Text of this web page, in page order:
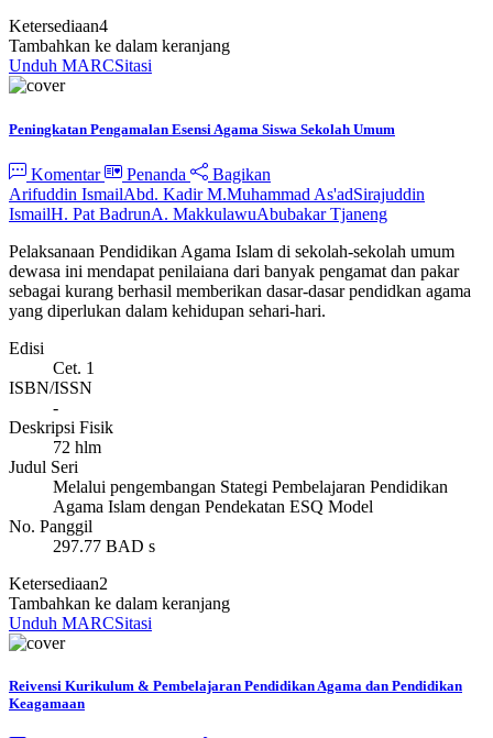
Ketersediaan4
Tambahkan ke dalam keranjang
Unduh MARCSitasi
Peningkatan Pengamalan Esensi Agama Siswa Sekolah Umum
Komentar Penanda
Bagikan
Arifuddin IsmailAbd. Kadir M.Muhammad As'adSirajuddin
IsmailH. Pat BadrunA. MakkulawuAbubakar Tjaneng
Pelaksanaan Pendidikan Agama Islam di sekolah-sekolah umum
dewasa ini mendapat penilaiana dari banyak pengamat dan pakar
sebagai kurang berhasil memberikan dasar-dasar pendidkan agama
yang diperlukan dalam kehidupan sehari-hari.
Edisi
Cet. 1
ISBN/ISSN
-
Deskripsi Fisik
72 hlm
Judul Seri
Melalui pengembangan Stategi Pembelajaran Pendidikan
Agama Islam dengan Pendekatan ESQ Model
No. Panggil
297.77 BAD s
Ketersediaan2
Tambahkan ke dalam keranjang
Unduh MARCSitasi
Reivensi Kurikulum & Pembelajaran Pendidikan Agama dan Pendidikan
Keagamaan